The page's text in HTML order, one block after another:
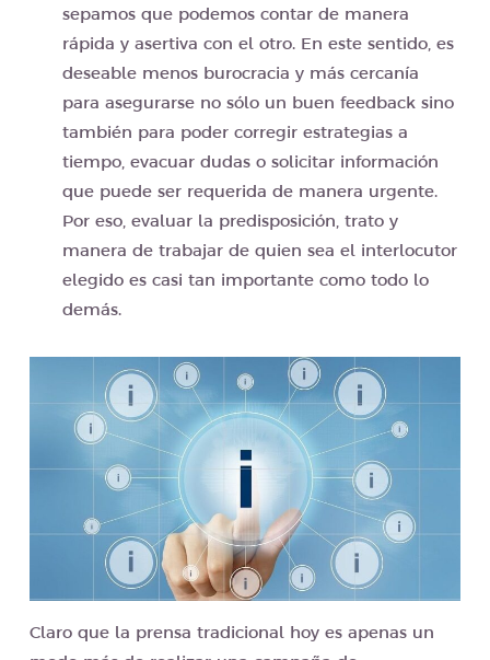
sepamos que podemos contar de manera
rápida y asertiva con el otro. En este sentido, es
deseable menos burocracia y más cercanía
para asegurarse no sólo un buen feedback sino
también para poder corregir estrategias a
tiempo, evacuar dudas o solicitar información
que puede ser requerida de manera urgente.
Por eso, evaluar la predisposición, trato y
manera de trabajar de quien sea el interlocutor
elegido es casi tan importante como todo lo
demás.
Claro que la prensa tradicional hoy es apenas un